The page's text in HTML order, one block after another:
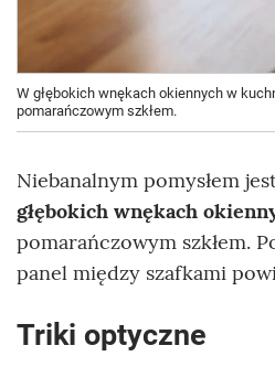
W głębokich wnękach okiennych w
pomarańczowym szkłem.
Niebanalnym pomysłem
głębokich wnękach
pomarańczowym szkłem.
panel między szafkami
Triki optyczne